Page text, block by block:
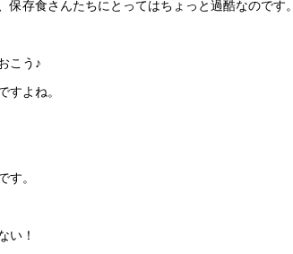
存食さんたちにとってはちょっと過酷なのです。
こう♪
すよね。
す。
い！